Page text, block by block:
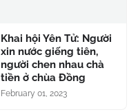
Khai hội Yên Tử: Người
xin nước giếng tiên,
người chen nhau chà
tiền ở chùa Đồng
February 01, 2023